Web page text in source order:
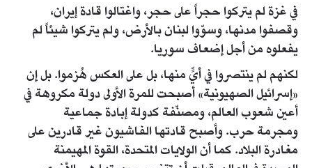
في غزة لم يتركوا حجراً على حجر، واغتالوا قادة إيران،
وقصفوا مدنها، وسوّوا لبنان بالأرض، ولم يتركوا شيئاً لم
يفعلوه من أجل إضعاف سوريا.
لكنهم لم ينتصروا في أيٍّ منها، بل على العكس هُزموا. بل إن
«إسرائيل الصهيونية» أصبحت للمرة الأولى دولة مكروهة في
أعين شعوب العالم، ومصنّفة كدولة إبادة جماعية
ومجرمة حرب. وأصبح قادتها الفاشيون غير قادرين على
مغادرة البلاد. كما أن الولايات المتحدة، القوة المهيمنة